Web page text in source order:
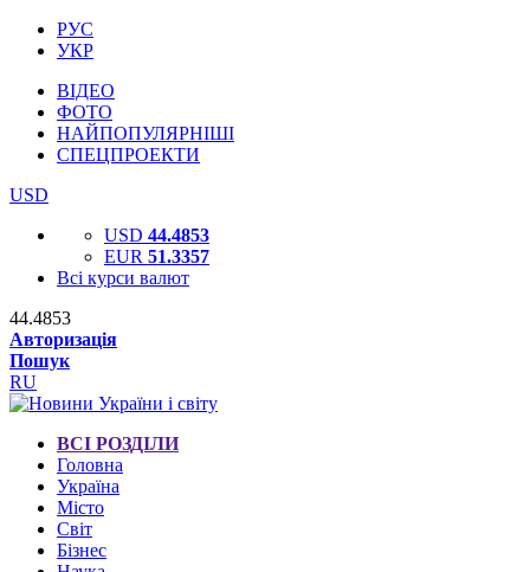
РУС
УКР
ВІДЕО
ФОТО
НАЙПОПУЛЯРНІШІ
СПЕЦПРОЕКТИ
USD
USD 44.4853
EUR 51.3357
Всі курси валют
44.4853
Авторизація
Пошук
RU
ВСІ РОЗДІЛИ
Головна
Україна
Місто
Світ
Бізнес